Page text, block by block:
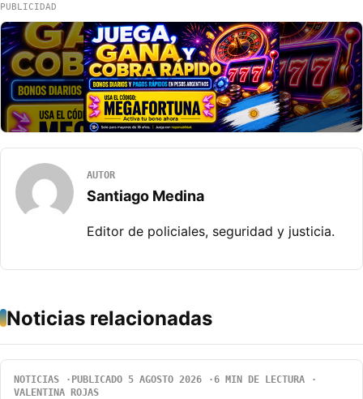
PUBLICIDAD
AUTOR
Santiago Medina
Editor de policiales, seguridad y justicia.
Noticias relacionadas
NOTICIAS PUBLICADO 5 AGOSTO 2026
6 MIN DE LECTURA
VALENTINA ROJAS